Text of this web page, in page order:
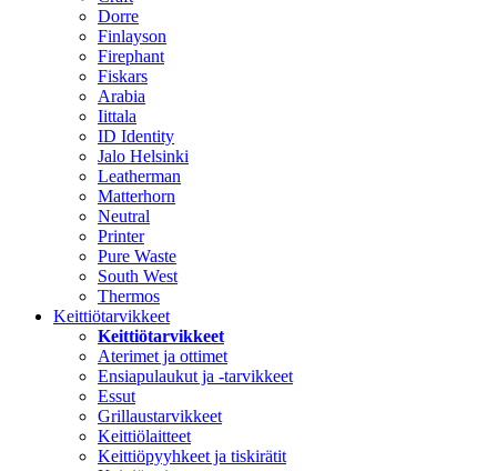
Dorre
Finlayson
Firephant
Fiskars
Arabia
Iittala
ID Identity
Jalo Helsinki
Leatherman
Matterhorn
Neutral
Printer
Pure Waste
South West
Thermos
Keittiötarvikkeet
Keittiötarvikkeet
Aterimet ja ottimet
Ensiapulaukut ja -tarvikkeet
Essut
Grillaustarvikkeet
Keittiölaitteet
Keittiöpyyhkeet ja tiskirätit